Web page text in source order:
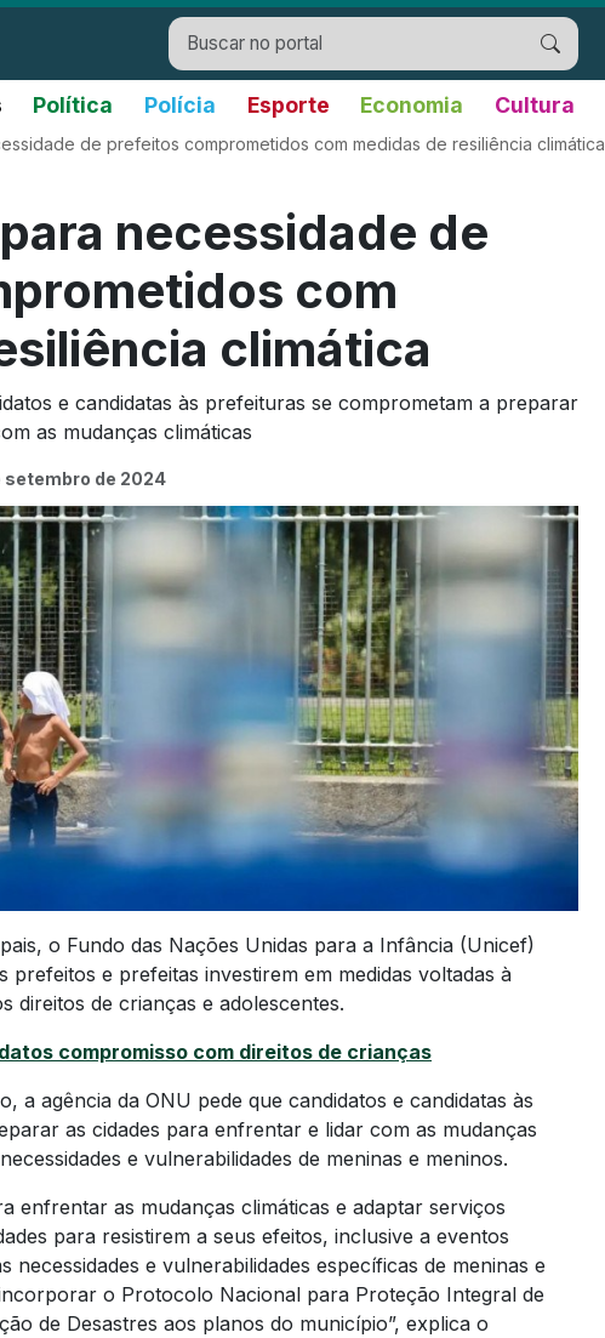
Política Polícia Esporte Economia Cultura
de prefeitos comprometidos com medidas de resiliência climática
necessidade de
com
climática
e candidatas às prefeituras se comprometam a preparar
as mudanças climáticas
setembro de 2024
o Fundo das Nações Unidas para a Infância (Unicef)
e prefeitas investirem em medidas voltadas à
direitos de crianças e adolescentes.
compromisso com direitos de crianças
a agência da ONU pede que candidatos e candidatas às
as cidades para enfrentar e lidar com as mudanças
e vulnerabilidades de meninas e meninos.
enfrentar as mudanças climáticas e adaptar serviços
para resistirem a seus efeitos, inclusive a eventos
necessidades e vulnerabilidades específicas de meninas e
o Protocolo Nacional para Proteção Integral de
de Desastres aos planos do município”, explica o